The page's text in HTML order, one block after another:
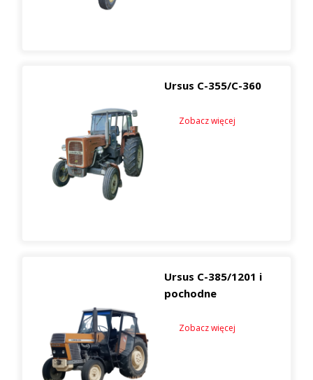
Ursus C-355/C-360
Zobacz więcej
Ursus C-385/1201 i
pochodne
Zobacz więcej